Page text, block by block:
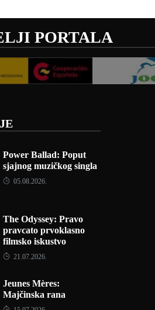
PORTALA
Power Ballad: Poput
sjajnog muzičkog singla
05.08.2026.
The Odyssey: Pravo
pravcato prvoklasno
filmsko iskustvo
21.07.2026.
Jeunes Mères:
Majčinska rana